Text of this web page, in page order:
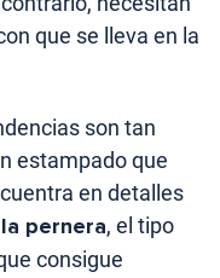
que se lleva en la
son tan
estampado que
en detalles
pernera, el tipo
consigue